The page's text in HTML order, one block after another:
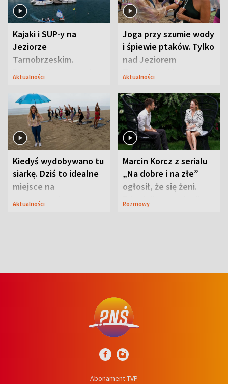
Kajaki i SUP-y na
Jeziorze
Tarnobrzeskim.
Przyrodnicy zwracają
Aktualności
Joga przy szumie wody
i śpiewie ptaków. Tylko
nad Jeziorem
Tarnobrzeskim
Aktualności
Kiedyś wydobywano tu
siarkę. Dziś to idealne
miejsce na
wypoczynek
Aktualności
Marcin Korcz z serialu
„Na dobre i na złe”
ogłosił, że się żeni.
Zdradził, co zmienił
Rozmowy
Abonament TVP